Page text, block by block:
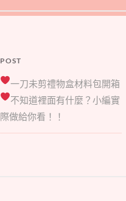
POST
一刀未剪禮物盒材料包開箱
不知道裡面有什麼？小編實
際做給你看！！